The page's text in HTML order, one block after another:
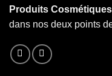
Produits Cosmétiques
dans nos deux points